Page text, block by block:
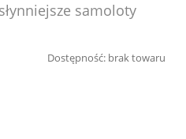
samoloty
Dostępność: brak towaru